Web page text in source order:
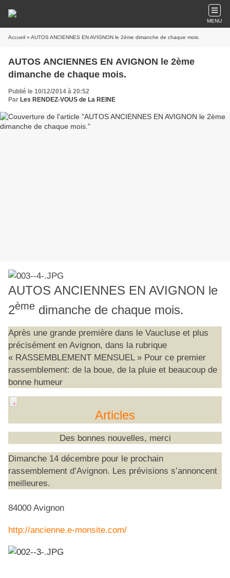
MENU
Accueil » AUTOS ANCIENNES EN AVIGNON le 2ème dimanche de chaque mois.
AUTOS ANCIENNES EN AVIGNON le 2ème
dimanche de chaque mois.
Publié le 10/12/2014 à 20:52
Par Les RENDEZ-VOUS de La REINE
AUTOS ANCIENNES EN AVIGNON le
2ème dimanche de chaque mois.
Après une grande première dans le Vaucluse et plus
précisément en Avignon, dans la rubrique
« RASSEMBLEMENT MENSUEL » Pour ce premier
rassemblement: de la boue, de la pluie et beaucoup de
bonne humeur
Articles
Des bonnes nouvelles, merci
Dimanche 14 décembre pour le prochain
rassemblement d’Avignon. Les prévisions s’annoncent
meilleures.
84000 Avignon
http://ancienne.e-monsite.com/